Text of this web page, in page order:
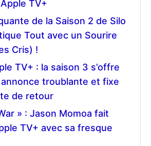
TV+
de la Saison 2 de Silo
Tout avec un Sourire
Cris) !
TV+ : la saison 3 s’offre
troublante et fixe
de retour
» : Jason Momoa fait
TV+ avec sa fresque